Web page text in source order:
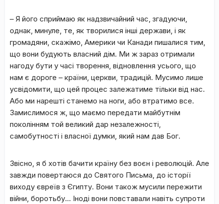
– Я його сприймаю як надзвичайний час, згадуючи,
однак, минуле, те, як творилися інші держави, і як
громадяни, скажімо, Америки чи Канади пишалися тим,
що вони будують власний дім. Ми ж зараз отримали
нагоду бути у часі творення, відновлення усього, що
нам є дороге – країни, церкви, традицій. Мусимо лише
усвідомити, що цей процес залежатиме тільки від нас.
Або ми нарешті станемо на ноги, або втратимо все.
Замислимося ж, що маємо передати майбутнім
поколінням той великий дар незалежності,
самобутності і власної думки, який нам дав Бог.
Звісно, я б хотів бачити країну без воєн і революцій. Але
завжди повертаюся до Святого Письма, до історії
виходу євреїв з Єгипту. Вони також мусили пережити
війни, боротьбу… Іноді вони повставали навіть супроти